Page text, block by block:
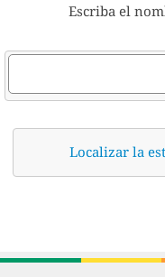
Escriba el
Localizar la